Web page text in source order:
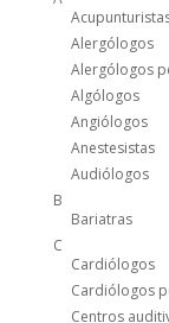
Alergólogos
Alergólogos
Algólogos
Angiólogos
Anestesistas
Audiólogos
B
Bariatras
C
Cardiólogos
Cardiólogos
Centros